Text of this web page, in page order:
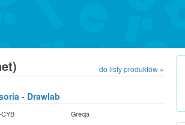
do listy produktów »
- Drawlab
Grecja